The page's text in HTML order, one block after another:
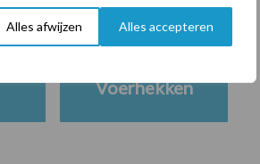
Alles afwijzen Alles accepteren
Voerhekken